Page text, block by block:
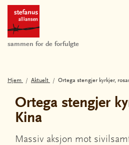
sammen for de forfulgte
Hjem Aktuelt Ortega stengjer kyrkjer,
Ortega stengjer
Kina
Massiv aksjon mot